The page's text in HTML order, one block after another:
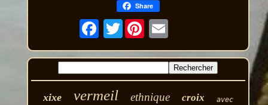
Share
Twitter
xixe vermeil ethnique croix avec